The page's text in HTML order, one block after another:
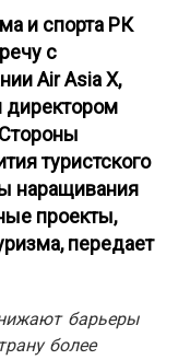
и спорта РК
с
Air Asia X,
директором
туристского
наращивания
проекты,
передает
барьеры
более